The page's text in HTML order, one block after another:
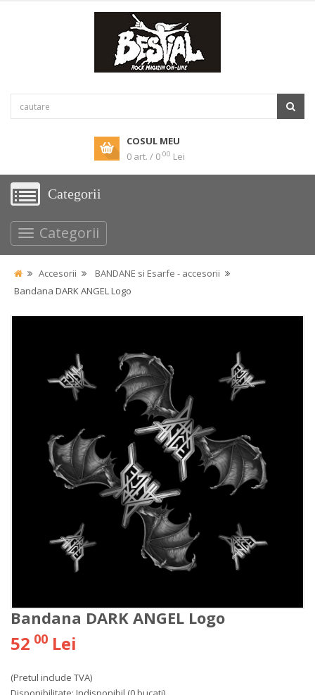
COSUL MEU
0 art. / 0 00 Lei
Categorii
Categorii
Accesorii
BANDANE si Esarfe - accesorii
Bandana DARK ANGEL Logo
Bandana DARK ANGEL Logo
52 00 Lei
(Pretul include TVA)